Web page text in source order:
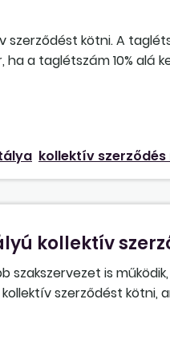
szerződést kötni. A
a taglétszám 10% alá
kollektív szerződés
kollektív
is
szerződést kötni,
kötünk, akkor
legyen?